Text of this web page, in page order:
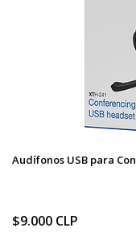
Audífonos USB para
$9.000 CLP